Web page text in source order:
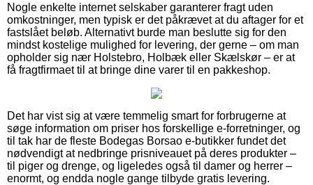
Nogle enkelte internet selskaber garanterer fragt uden
omkostninger, men typisk er det påkrævet at du aftager for et
fastslået beløb. Alternativt burde man beslutte sig for den
mindst kostelige mulighed for levering, der gerne – om man
opholder sig nær Holstebro, Holbæk eller Skælskør – er at
få fragtfirmaet til at bringe dine varer til en pakkeshop.
Det har vist sig at være temmelig smart for forbrugerne at
søge information om priser hos forskellige e-forretninger, og
til tak har de fleste Bodegas Borsao e-butikker fundet det
nødvendigt at nedbringe prisniveauet på deres produkter –
til piger og drenge, og ligeledes også til damer og herrer –
enormt, og endda nogle gange tilbyde gratis levering.